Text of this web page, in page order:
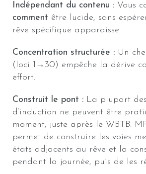
Indépendant du contenu : Vous
comment être lucide, sans
rêve spécifique apparaisse.
Concentration structurée : Un
(loci 1→30) empêche la dérive
effort.
Construit le pont : La plupart
d’induction ne peuvent être
moment, juste après le WBTB.
permet de construire les voies
états adjacents au rêve et la
pendant la journée, puis de les